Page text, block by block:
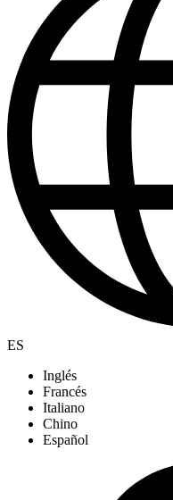
ES
Inglés
Francés
Italiano
Chino
Español